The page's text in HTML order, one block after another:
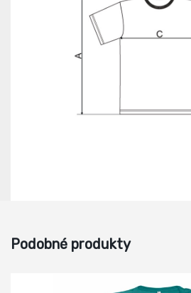
Podobné produkty